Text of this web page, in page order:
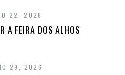
22, 2026
A FEIRA DOS ALHOS
29, 2026